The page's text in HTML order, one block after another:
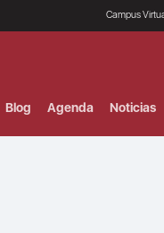
Campus
Blog Agenda Noticias